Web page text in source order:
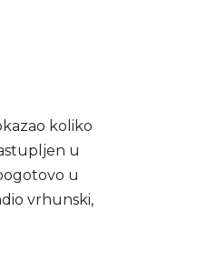
koliko
u
u
vrhunski,